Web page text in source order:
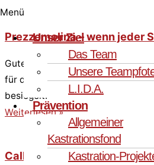
Menü
Unser Ziel
Das Team
Unsere
L.I.D.A.
Prävention
Allgemeiner
Kastrationsfond
Kastration-
Prezzemolina – wenn jeder
Gute Neuigkeiten bei
für die kleine, zauberhafte
besiegelt.
Weiterlesen »
Calla braucht noch eine OP